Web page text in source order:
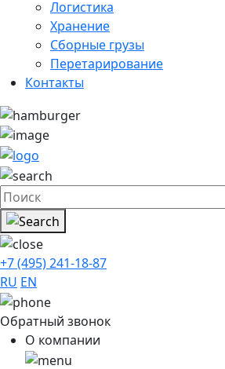
Логистика
Хранение
Сборные грузы
Перетарирование
Контакты
+7 (495) 241-18-87
RU EN
Обратный звонок
О компании